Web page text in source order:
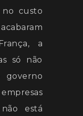
custo
a
só não
governo
está